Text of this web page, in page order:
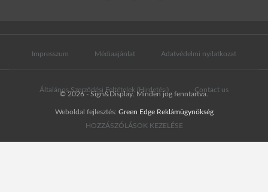
Impresszum Médiaajánlat Adatvédelmi nyilatkozat
Általános Szerződési Feltételek (Hirdetési) Contact us
HOZZÁSZÓLÁSOK KEZELÉSE
© 2026 - Sign&Display. Minden jog fenntartva.
Weboldal fejlesztés: Green Edge Reklámügynökség